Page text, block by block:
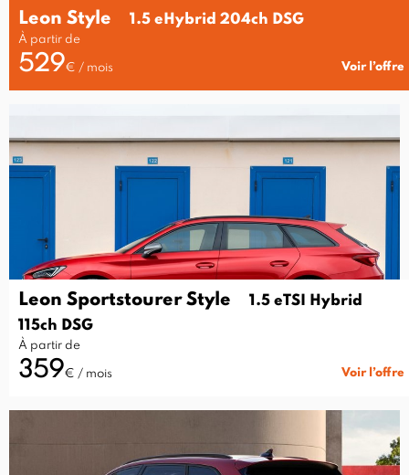
Leon Style 1.5 eHybrid 204ch DSG
À partir de
529€ / mois Voir l’offre
Leon Sportstourer Style
1.5 eTSI Hybrid
115ch DSG
À partir de
359€ / mois Voir l’offre